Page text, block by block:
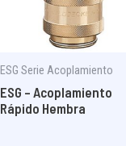
ESG Serie Acoplamiento
ESG – Acoplamiento
Rápido Hembra